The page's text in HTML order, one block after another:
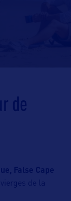
de
False Cape
de la